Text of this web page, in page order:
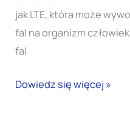
jak LTE, która może
fal na organizm
fal
Dowiedz się więcej »